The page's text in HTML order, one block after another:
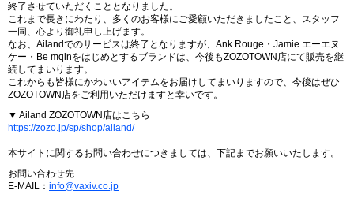
終了させていただくこととなりました。
これまで長きにわたり、多くのお客様にご愛顧いただきましたこと、スタッフ
一同、心より御礼申し上げます。
なお、Ailandでのサービスは終了となりますが、Ank Rouge・Jamie エーエヌ
ケー・Be mqinをはじめとするブランドは、今後もZOZOTOWN店にて販売を継
続してまいります。
これからも皆様にかわいいアイテムをお届けしてまいりますので、今後はぜひ
ZOZOTOWN店をご利用いただけますと幸いです。
▼ Ailand ZOZOTOWN店はこちら
https://zozo.jp/sp/shop/ailand/
本サイトに関するお問い合わせにつきましては、下記までお願いいたします。
お問い合わせ先
E-MAIL： info@vaxiv.co.jp